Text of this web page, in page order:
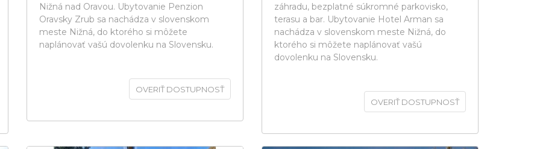
Nižná nad Oravou. Ubytovanie Penzion
Oravsky Zrub sa nachádza v slovenskom
meste Nižná, do ktorého si môžete
naplánovať vašú dovolenku na Slovensku.
OVERIŤ DOSTUPNOSŤ
záhradu, bezplatné súkromné parkovisko,
terasu a bar. Ubytovanie Hotel Arman sa
nachádza v slovenskom meste Nižná, do
ktorého si môžete naplánovať vašú
dovolenku na Slovensku.
OVERIŤ DOSTUPNOSŤ